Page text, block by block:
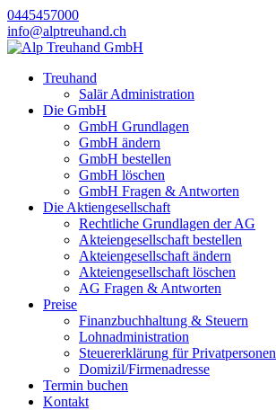
0445457000
info@alptreuhand.ch
Treuhand
Salär Administration
Die GmbH
GmbH Grundlagen
GmbH ändern
GmbH bestellen
GmbH löschen
GmbH Fragen & Antworten
Die Aktiengesellschaft
Rechtliche Grundlagen der AG
Akteiengesellschaft bestellen
Akteiengesellschaft ändern
Akteiengesellschaft löschen
AG Fragen & Antworten
Preise
Finanzbuchhaltung & Steuern
Lohnadministration
Steuererklärung für Privatpersonen
Domizil/Firmenadresse
Termin buchen
Kontakt